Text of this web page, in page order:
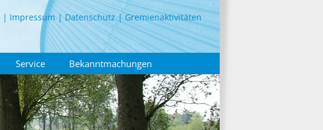
Impressum Datenschutz Gremienaktivitäten
Service Bekanntmachungen